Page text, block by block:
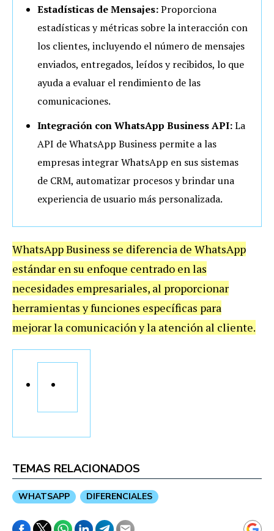
Estadísticas de Mensajes:Proporciona
estadísticas y métricas sobre la interacción con
los clientes, incluyendo el número de mensajes
enviados, entregados, leídos y recibidos, lo que
ayuda a evaluar el rendimiento de las
comunicaciones.
Integración con WhatsApp Business API:La
API de WhatsApp Business permite a las
empresas integrar WhatsApp en sus sistemas
de CRM, automatizar procesos y brindar una
experiencia de usuario más personalizada.
WhatsApp Business se diferencia de WhatsApp
estándar en su enfoque centrado en las
necesidades empresariales, al proporcionar
herramientas y funciones específicas para
mejorar la comunicación y la atención al cliente.
TEMAS RELACIONADOS
WHATSAPP DIFERENCIALES